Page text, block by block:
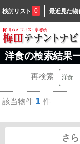
検討リスト 0 最近見た物
洋食の検索結果
再検索
該当物件 1 件
さ